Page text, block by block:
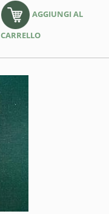
AGGIUNGI AL
CARRELLO